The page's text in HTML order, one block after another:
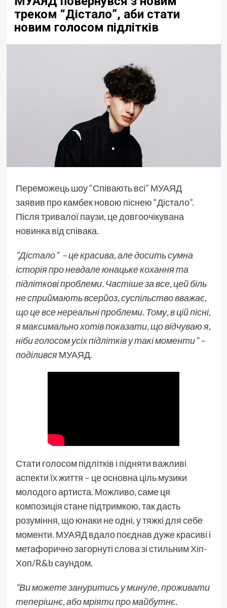
треком “Дістало”, аби стати
новим голосом підлітків
Переможець шоу “Співають всі” МУАЯД
заявив про камбек новою піснею “Дістало”.
Після тривалої паузи, це довгоочікувана
новинка від співака.
“Дістало” – це красива, але досить сумна
історія про невдале юнацьке кохання та
підліткові проблеми. Частіше за все, цей біль
не сприймають всерйоз, суспільство вважає,
що це все нереальні проблеми. Тому, в цій пісні,
я максимально хотів показати, що відчуваю я,
ніби голосом усіх підлітків у такі моменти” –
поділивсяМУАЯД.
Стати голосом підлітків і підняти важливі
аспекти їх життя – це основна ціль музики
молодого артиста. Можливо, саме ця
композиція стане підтримкою, так дасть
розуміння, що юнаки не одні, у тяжкі для себе
моменти. МУАЯД вдало поєднав дуже красиві і
метафорично загорнуті слова зі стильним Хіп-
Хоп/R&b саундом.
“Ви можете зануритись у минуле, проживати
теперішнє, або мріяти про майбутнє.